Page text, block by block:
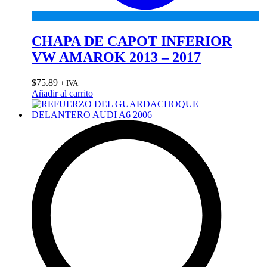
CHAPA DE CAPOT INFERIOR
VW AMAROK 2013 – 2017
$75.89 + IVA
Añadir al carrito